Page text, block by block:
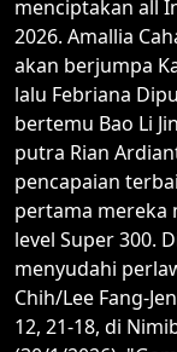
menciptakan all
2026. Amallia
akan berjumpa
lalu Febriana
bertemu Bao Li
putra Rian
pencapaian
pertama mereka
level Super 300.
menyudahi
Chih/Lee Fang-
12, 21-18, di